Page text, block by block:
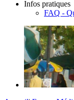
Infos pratiques
FAQ -